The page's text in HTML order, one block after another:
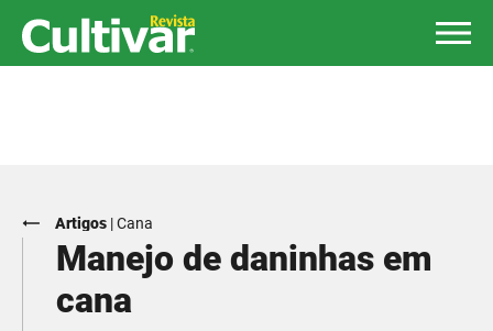
Artigos |Cana
Manejo de daninhas em
cana